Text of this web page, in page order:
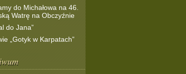
do Michałowa na 46.
Watrę na Obczyźnie
do Jana”
„Gotyk w Karpatach”